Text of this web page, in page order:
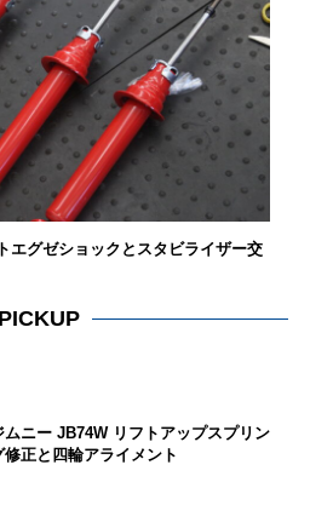
エグゼショックとスタビライザー交
PICKUP
ムニー JB74W リフトアップスプリン
修正と四輪アライメント